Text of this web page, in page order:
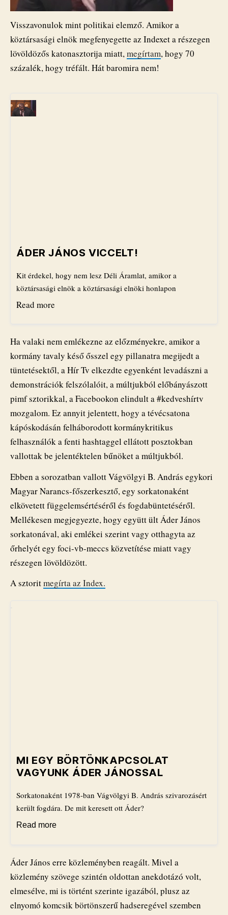
Visszavonulok mint politikai elemző. Amikor a
köztársasági elnök megfenyegette az Indexet a részegen
lövöldözős katonasztorija miatt,megírtam, hogy 70
százalék, hogy tréfált. Hát baromira nem!
​ÁDER JÁNOS VICCELT!
Kit érdekel, hogy nem lesz Déli Áramlat, amikor a
köztársasági elnök a köztársasági elnöki honlapon
Read more
Ha valaki nem emlékezne az előzményekre, amikor a
kormány tavaly késő ősszel egy pillanatra megijedt a
tüntetésektől, a Hír Tv elkezdte egyenként levadászni a
demonstrációk felszólalóit, a múltjukból előbányászott
pimf sztorikkal, a Facebookon elindult a #kedveshírtv
mozgalom. Ez annyit jelentett, hogy a tévécsatona
kápóskodásán felháborodott kormánykritikus
felhasználók a fenti hashtaggel ellátott posztokban
vallottak be jelentéktelen bűnöket a múltjukból.
Ebben a sorozatban vallott Vágvölgyi B. András egykori
Magyar Narancs-főszerkesztő, egy sorkatonaként
elkövetett függelemsértéséről és fogdabüntetéséről.
Mellékesen megjegyezte, hogy együtt ült Áder János
sorkatonával, aki emlékei szerint vagy otthagyta az
őrhelyét egy foci-vb-meccs közvetítése miatt vagy
részegen lövöldözött.
A sztoritmegírta az Index.
MI EGY BÖRTÖNKAPCSOLAT
VAGYUNK ÁDER JÁNOSSAL
Sorkatonaként 1978-ban Vágvölgyi B. András szivarozásért
került fogdára. De mit keresett ott Áder?
Read more
Áder János erre közleményben reagált. Mivel a
közlemény szövege szintén oldottan anekdotázó volt,
elmesélve, mi is történt szerinte igazából, plusz az
elnyomó komcsik börtönszerű hadseregével szemben